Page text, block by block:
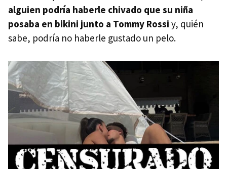
alguien podría haberle chivado que su niña
posaba en bikini junto a Tommy Rossi y, quién
sabe, podría no haberle gustado un pelo.